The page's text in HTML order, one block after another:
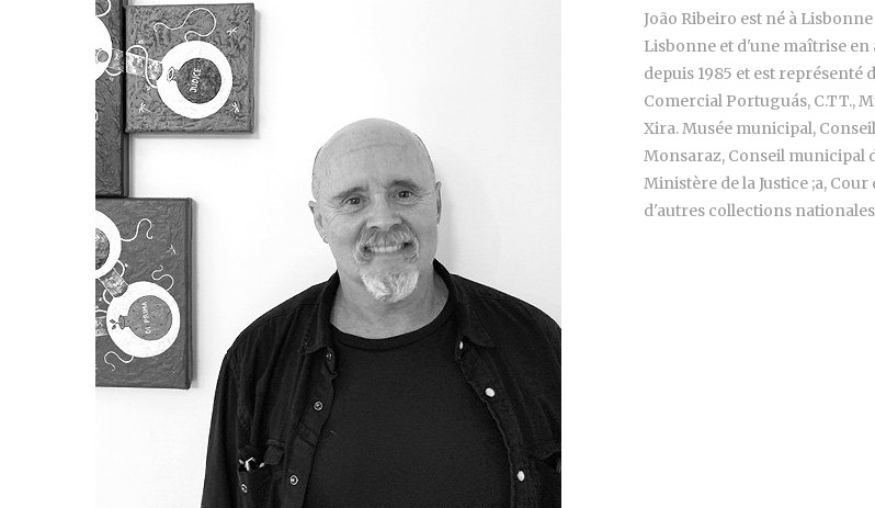
João Ribeiro est né à
Lisbonne et d'une maîtrise en
depuis 1985 et est représenté
Comercial Portuguás, C.TT.,
Xira. Musée municipal,
Monsaraz, Conseil municipal
Ministère de la Justice ;a,
d'autres collections